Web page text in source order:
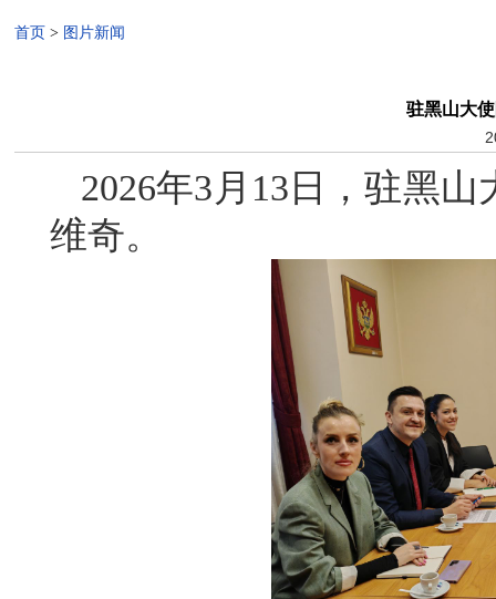
首页 > 图片新闻
驻黑山大
2026年3月13日，驻黑
维奇。